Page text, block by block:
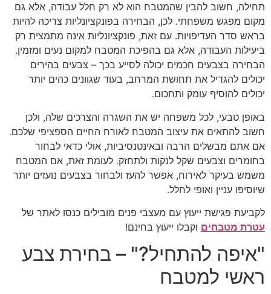
תחילה, חשוב להבין שהמטבח הוא לא רק חלל עבודה, אלא גם
מקום מפגש משפחתי. לכן, הבחירה בפונקציונליות צריכה להיות
בראש סדר העדיפויות. עם זאת, פונקציונליות אינה מתמצית רק
ביעילות העבודה, אלא גם בהפיכת המטבח למקום נעים ומזמין.
הבחירה בצבעים חכמים יכולה לסייע בכך – צבעים בהירים
יכולים להגדיל את תחושת המרחב, בעוד שגוונים כהים יותר
יכולים להוסיף עומק ותחכום.
באופן טבעי, לכל משפחה יש את השגרה והצרכים שלה, ולכן
חשוב להתאים את עיצוב המטבח לאורח החיים הספציפי שלכם.
אם אתם מבשלים הרבה ובאינטנסיביות, אולי כדאי לבחור
בחומרים וצבעים שקל לנקות ולתחזק. לעומת זאת, אם המטבח
משמש בעיקר לאירוח, אפשר להעז ולבחור בצבעים נועזים יותר
שיוסיפו עניין ואופי לחלל.
לקביעת פגישת ייעוץ עם מעצבי פנים מובילים כנסו לאתר של
עטרת מטבחים וקבלו ייעוץ בחינם!
"איפה להתחיל?" – בחירת צבע
ראשי למטבח